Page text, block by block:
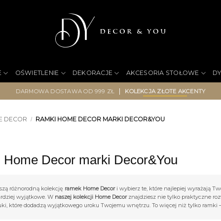
OŚWIETLENIE DEKORACJE AKCESORIA STOŁOWE
DARMOWA DOSTAWA OD 999 ZŁ | KOLEKCJA ZŁOTE AKCENTY
DECOR / RAMKI HOME DECOR MARKI DECOR&YOU
Home Decor marki Decor&You
różnorodną kolekcję ramek Home Decori wybierz te, które najlepiej wyrażają
wyjątkowe. Wnaszej kolekcji Home Decorznajdziesz nie tylko praktyczne
które dodadzą wyjątkowego uroku Twojemu wnętrzu. To więcej niż tylko